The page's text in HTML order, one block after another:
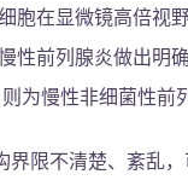
胞在显微镜高倍视
性前列腺炎做出明
为慢性非细菌性前
限不清楚、紊乱，